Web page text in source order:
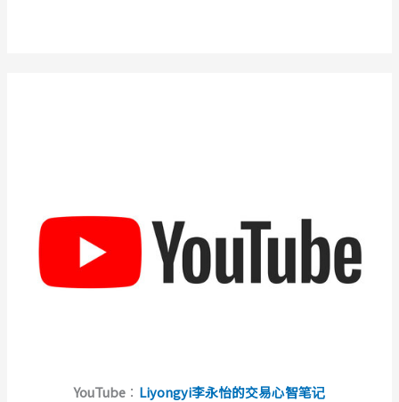
YouTube ： Liyongyi李永怡的交易心智笔记